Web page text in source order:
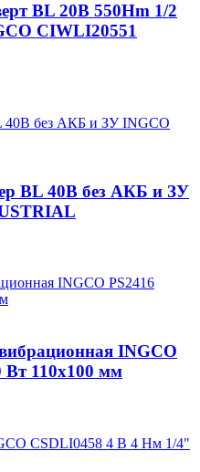
BL 20В 550Hm 1/2
CIWLI20551
BL 40В без АКБ и ЗУ
INGCO
Вт 110х100 мм